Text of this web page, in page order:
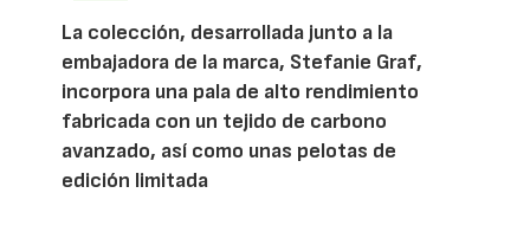
La colección, desarrollada junto a la
embajadora de la marca, Stefanie Graf,
incorpora una pala de alto rendimiento
fabricada con un tejido de carbono
avanzado, así como unas pelotas de
edición limitada